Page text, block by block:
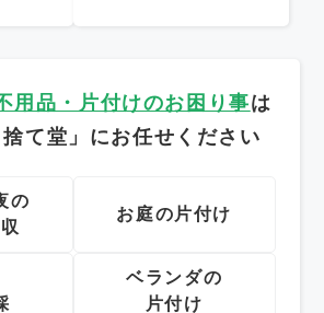
用品・片付けのお困り事は
て堂」にお任せください
の
お庭の片付け
ベランダの
片付け